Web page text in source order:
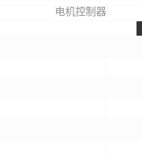
电机控制器